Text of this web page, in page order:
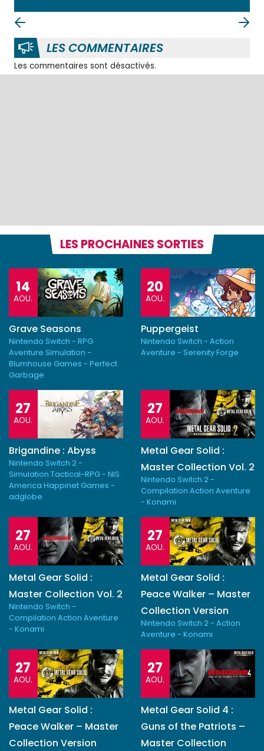
LES COMMENTAIRES
Les commentaires sont désactivés.
LES PROCHAINES SORTIES
14
AOU.
Grave Seasons
Nintendo Switch - RPG
Aventure Simulation -
Blumhouse Games - Perfect
Garbage
20
AOU.
Puppergeist
Nintendo Switch - Action
Aventure - Serenity Forge
27
AOU.
Brigandine : Abyss
Nintendo Switch 2 -
Simulation Tactical-RPG - NIS
America Happinet Games -
adglobe
27
AOU.
Metal Gear Solid :
Master Collection Vol. 2
Nintendo Switch 2 -
Compilation Action Aventure
- Konami
27
AOU.
Metal Gear Solid :
Master Collection Vol. 2
Nintendo Switch -
Compilation Action Aventure
- Konami
27
AOU.
Metal Gear Solid :
Peace Walker – Master
Collection Version
Nintendo Switch 2 - Action
Aventure - Konami
27
AOU.
Metal Gear Solid :
Peace Walker – Master
Collection Version
27
AOU.
Metal Gear Solid 4 :
Guns of the Patriots –
Master Collection